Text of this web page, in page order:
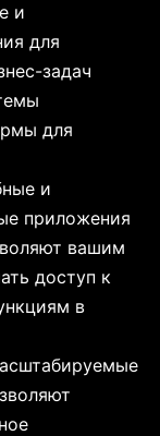
и
для
задач
для
и
приложения
вашим
доступ к
в